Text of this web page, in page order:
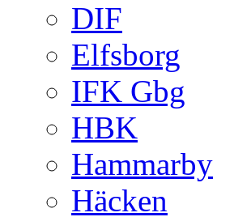
DIF
Elfsborg
IFK Gbg
HBK
Hammarby
Häcken